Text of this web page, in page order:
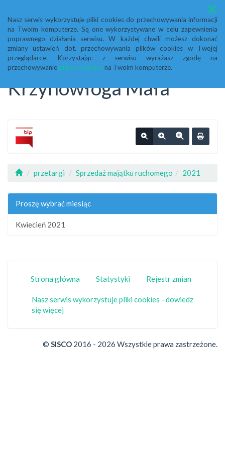
Nasz serwis wykorzystuje pliki cookies do przechowywania informacji
na Twoim komputerze. Są one wykorzystywane w celu zapewnienia
poprawnego działania serwisu. W każdej chwili możesz dokonać
zmiany ustawień dot. przechowywania plików cookies w Twojej
przeglądarce. Korzystając z serwisu wyrażasz zgodę na
przechowywanie plików cookiesna Twoim komputerze.
Menu
Biuletyn Informacji
Publicznej Urząd Gminy
Krzynowłoga Mała
przetargi Sprzedaż majątku ruchomego 2021
Proszę wybrać miesiąc
Kwiecień 2021
Strona główna Statystyki Rejestr zmian
Nasz serwis wykorzystuje pliki cookies - dowiedz
się więcej
© SISCO 2016 - 2026 Wszystkie prawa zastrzeżone.